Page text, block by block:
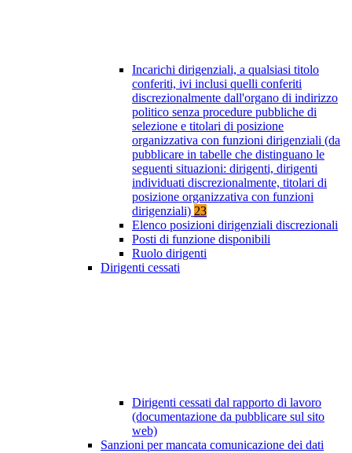
Incarichi dirigenziali, a qualsiasi titolo
conferiti, ivi inclusi quelli conferiti
discrezionalmente dall'organo di indirizzo
politico senza procedure pubbliche di
selezione e titolari di posizione
organizzativa con funzioni dirigenziali (da
pubblicare in tabelle che distinguano le
seguenti situazioni: dirigenti, dirigenti
individuati discrezionalmente, titolari di
posizione organizzativa con funzioni
dirigenziali) 23
Elenco posizioni dirigenziali discrezionali
Posti di funzione disponibili
Ruolo dirigenti
Dirigenti cessati
Dirigenti cessati dal rapporto di lavoro
(documentazione da pubblicare sul sito
web)
Sanzioni per mancata comunicazione dei dati